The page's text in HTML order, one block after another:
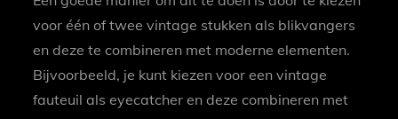
voor één of twee vintage stukken als blikvangers
en deze te combineren met moderne elementen.
Bijvoorbeeld, je kunt kiezen voor een vintage
fauteuil als eyecatcher en deze combineren met